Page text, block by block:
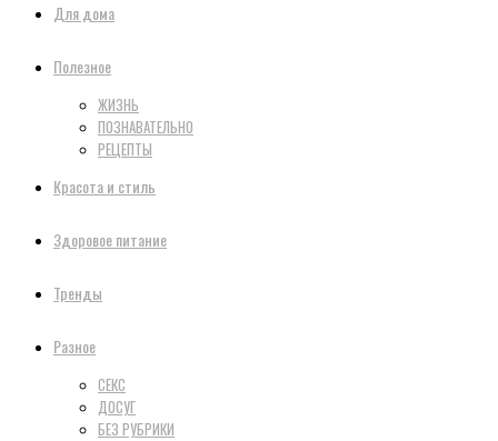
Для дома
Полезное
ЖИЗНЬ
ПОЗНАВАТЕЛЬНО
РЕЦЕПТЫ
Красота и стиль
Здоровое питание
Тренды
Разное
СЕКС
ДОСУГ
БЕЗ РУБРИКИ